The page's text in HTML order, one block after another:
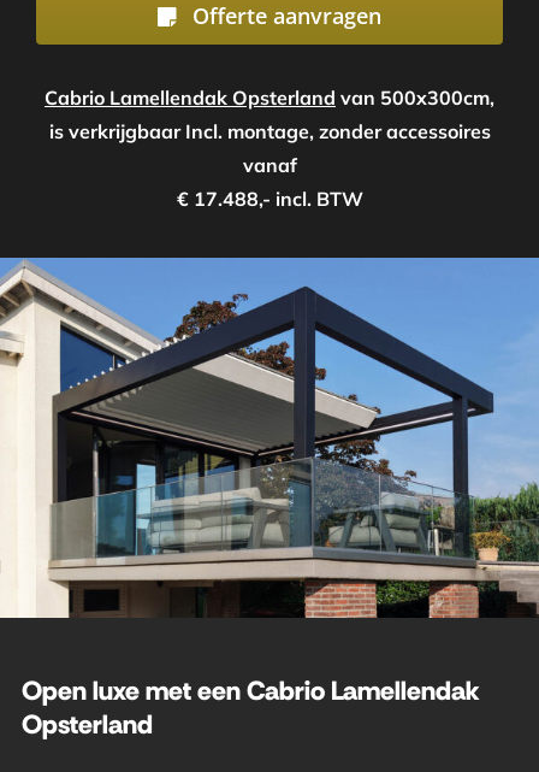
Offerte aanvragen
Cabrio Lamellendak Opsterland van 500x300cm,
is verkrijgbaar Incl. montage, zonder accessoires
vanaf
€ 17.488,- incl. BTW
Open luxe met een Cabrio Lamellendak
Opsterland